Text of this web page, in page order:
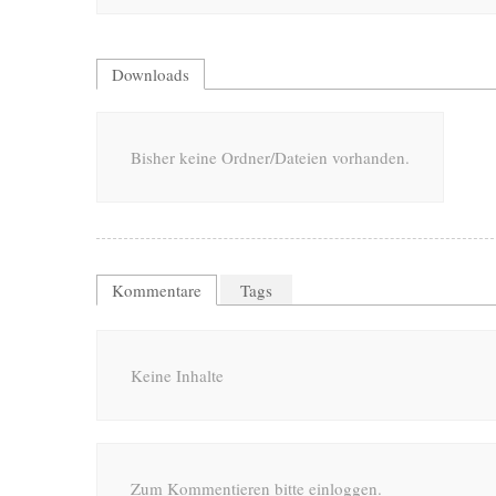
Downloads
Bisher keine Ordner/Dateien vorhanden.
Kommentare Tags
Keine Inhalte
Zum Kommentieren bitte einloggen.